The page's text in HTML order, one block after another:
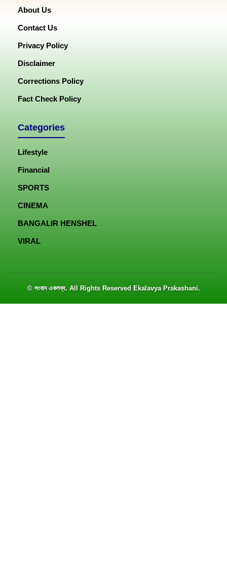
About Us
Contact Us
Privacy Policy
Disclaimer
Corrections Policy
Fact Check Policy
Categories
Lifestyle
Financial
SPORTS
CINEMA
BANGALIR HENSHEL
VIRAL
© সংবাদ একলব্য. All Rights Reserved Ekalavya Prakashani.